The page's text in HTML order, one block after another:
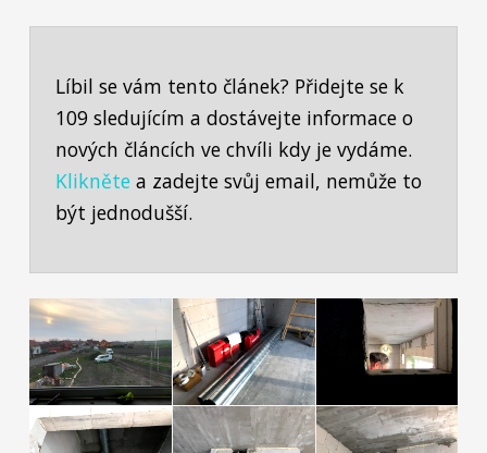
Líbil se vám tento článek? Přidejte se k
109 sledujícím a dostávejte informace o
nových článcích ve chvíli kdy je vydáme.
Klikněte a zadejte svůj email, nemůže to
být jednodušší.